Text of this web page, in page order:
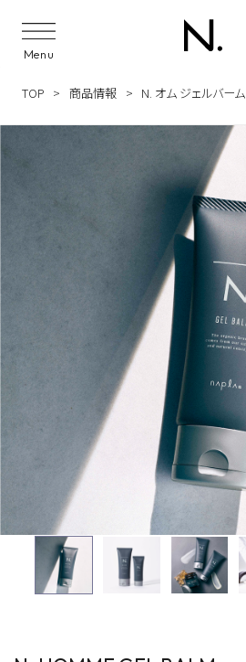
Menu
TOP 商品情報 N. オム ジェルバーム